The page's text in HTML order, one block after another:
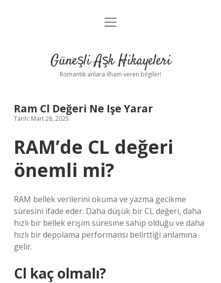
Anasayfa
Yasal Uyarı
menüyü
Güneşli Aşk Hikayeleri
Romantik anlara ilham veren bilgiler!
Ram Cl Değeri Ne Işe Yarar
Tarih: Mart 28, 2025
RAM’de CL değeri
önemli mi?
RAM bellek verilerini okuma ve yazma gecikme
süresini ifade eder. Daha düşük bir CL değeri, daha
hızlı bir bellek erişim süresine sahip olduğu ve daha
hızlı bir depolama performansı belirttiği anlamına
gelir.
Cl kaç olmalı?